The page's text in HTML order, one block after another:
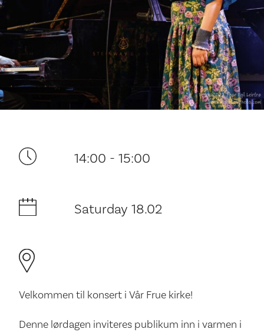
Your visit
The music in the Cathedral
History and architecture
14:00 - 15:00
Saturday 18.02
Velkommen til konsert i Vår Frue kirke!
Denne lørdagen inviteres publikum inn i varmen i